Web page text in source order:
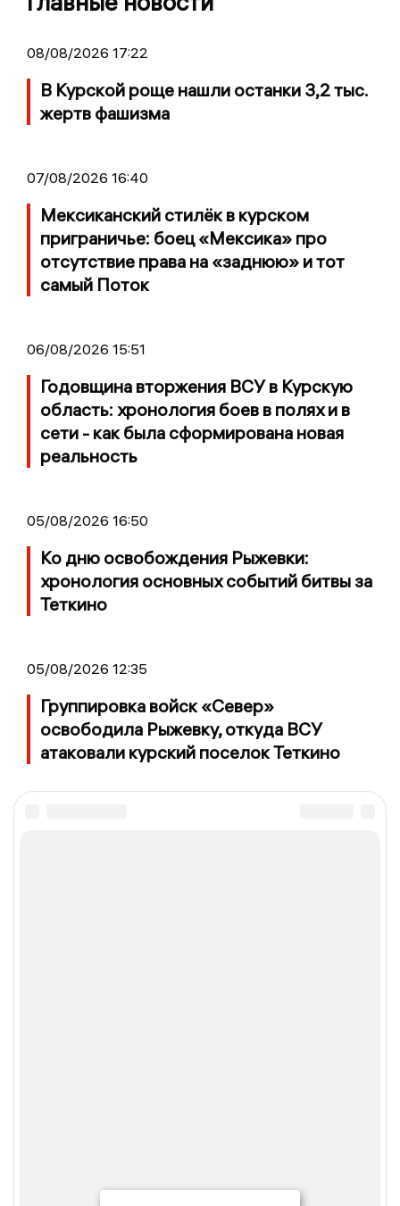
08/08/2026 17:22
В Курской роще нашли останки 3,2 тыс.
жертв фашизма
07/08/2026 16:40
Мексиканский стилёк в курском
приграничье: боец «Мексика» про
отсутствие права на «заднюю» и тот
самый Поток
06/08/2026 15:51
Годовщина вторжения ВСУ в Курскую
область: хронология боев в полях и в
сети - как была сформирована новая
реальность
05/08/2026 16:50
Ко дню освобождения Рыжевки:
хронология основных событий битвы за
Теткино
05/08/2026 12:35
Группировка войск «Север»
освободила Рыжевку, откуда ВСУ
атаковали курский поселок Теткино